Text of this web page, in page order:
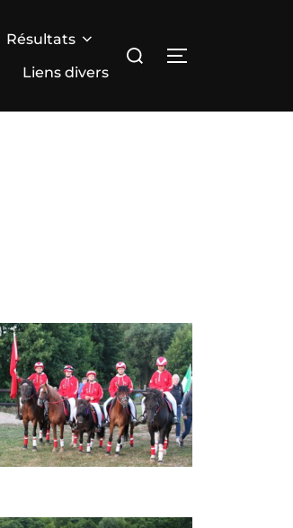
Résultats
Liens divers
Rechercher :
PERMUTER